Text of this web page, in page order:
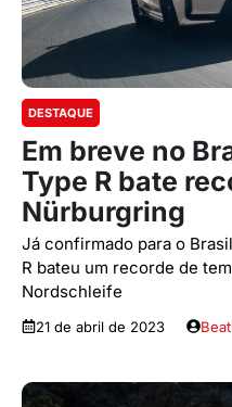
DESTAQUE
Em breve no
Type R bate
Nürburgring
Já confirmado para o
R bateu um recorde de
Nordschleife
21 de abril de 2023